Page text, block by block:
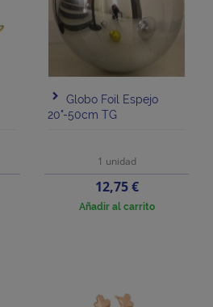
Globo Foil Espejo
20"-50cm TG
1 unidad
Precio
12,75 €
Añadir al carrito